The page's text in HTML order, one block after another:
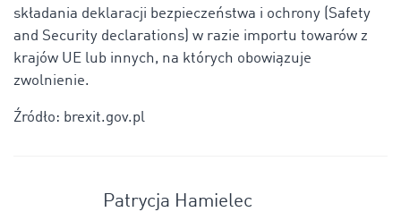
składania deklaracji bezpieczeństwa i ochrony (Safety
and Security declarations) w razie importu towarów z
krajów UE lub innych, na których obowiązuje
zwolnienie.
Źródło: brexit.gov.pl
Patrycja Hamielec